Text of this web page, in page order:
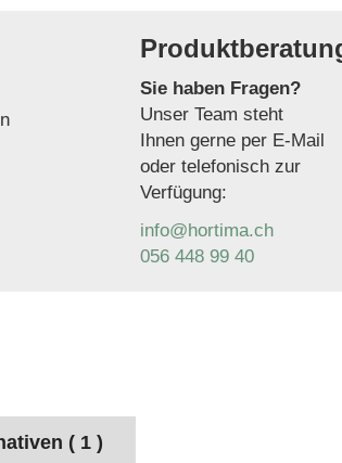
Sie haben Fragen?
Unser Team steht
Ihnen gerne per E-Mail
oder telefonisch zur
Verfügung:
info@hortima.ch
056 448 99 40
( 1 )